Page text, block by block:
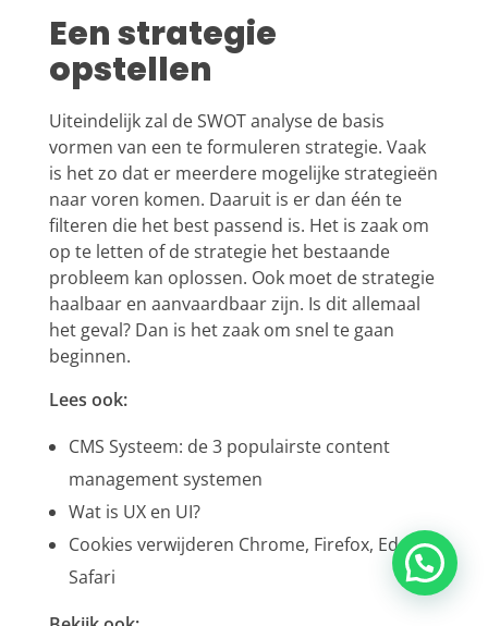
Een strategie
opstellen
Uiteindelijk zal de SWOT analyse de basis
vormen van een te formuleren strategie. Vaak
is het zo dat er meerdere mogelijke strategieën
naar voren komen. Daaruit is er dan één te
filteren die het best passend is. Het is zaak om
op te letten of de strategie het bestaande
probleem kan oplossen. Ook moet de strategie
haalbaar en aanvaardbaar zijn. Is dit allemaal
het geval? Dan is het zaak om snel te gaan
beginnen.
Lees ook:
CMS Systeem: de 3 populairste content
management systemen
Wat is UX en UI?
Cookies verwijderen Chrome, Firefox, Edge &
Safari